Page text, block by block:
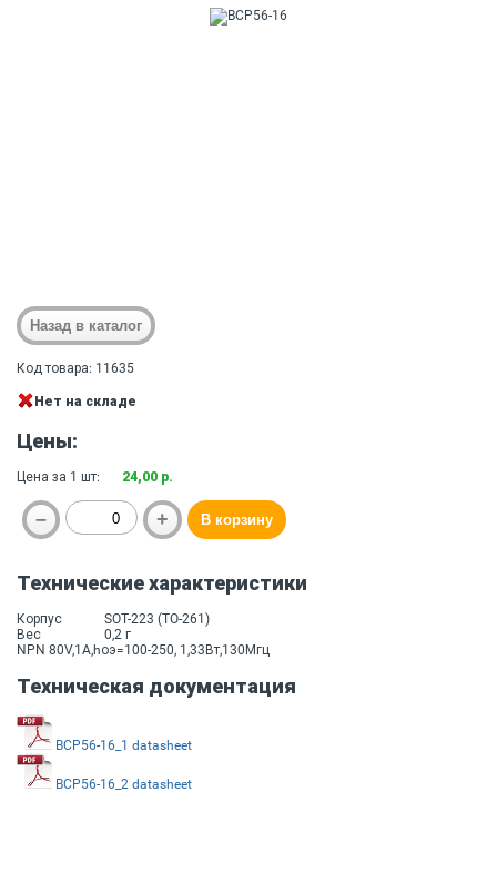
Код товара: 11635
Нет на складе
Цены:
Цена за 1 шт: 24,00 р.
Технические характеристики
Корпус
SOT-223 (TO-261)
Вес
0,2 г
NPN 80V,1A,hоэ=100-250, 1,33Вт,130Мгц
Техническая документация
BCP56-16_1 datasheet
BCP56-16_2 datasheet